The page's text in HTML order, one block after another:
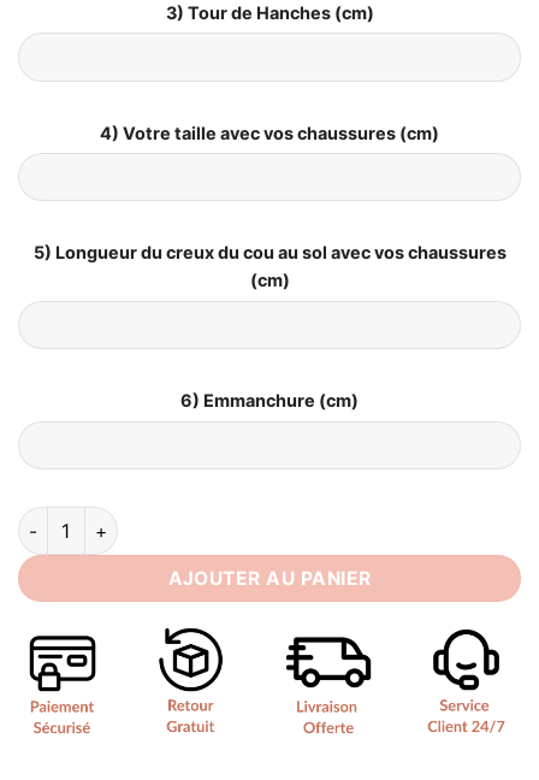
3) Tour de Hanches (cm)
4) Votre taille avec vos chaussures (cm)
5) Longueur du creux du cou au sol avec vos chaussures
(cm)
6) Emmanchure (cm)
quantité de Hippie Robe de Mariée Bohème Champêtre
AJOUTER AU PANIER